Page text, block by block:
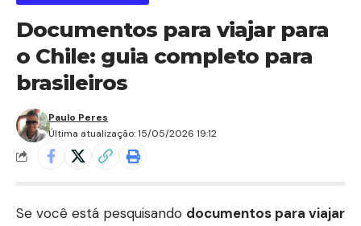
Documentos para viajar para
o Chile: guia completo para
brasileiros
Última atualização: 15/05/2026 19:12
Paulo Peres
Se você está pesquisando documentos para viajar